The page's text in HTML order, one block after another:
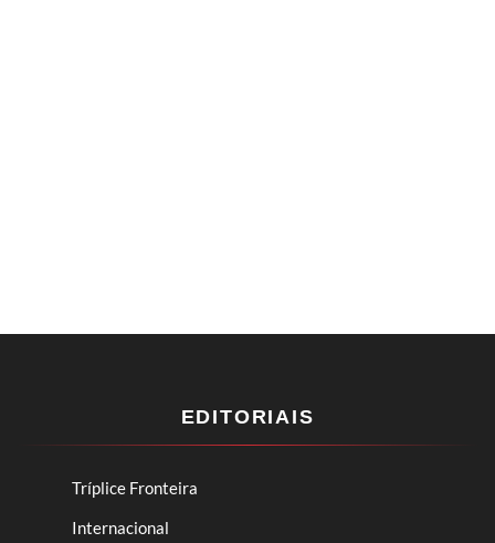
EDITORIAIS
Tríplice Fronteira
Internacional